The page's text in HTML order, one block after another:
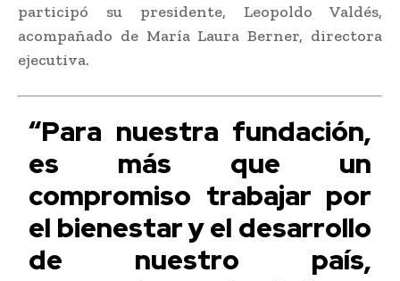
participó su presidente, Leopoldo Valdés,
acompañado de María Laura Berner, directora
ejecutiva.
“Para nuestra fundación,
es más que un
compromiso trabajar por
el bienestar y el desarrollo
de nuestro país,